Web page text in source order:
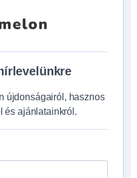
újdonságairól, hasznos
és ajánlatainkról.